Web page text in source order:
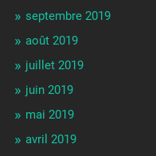
septembre 2019
août 2019
juillet 2019
juin 2019
mai 2019
avril 2019